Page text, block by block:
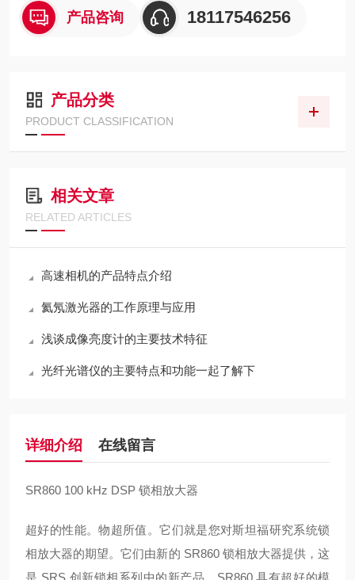
产品咨询 18117546256
产品分类
PRODUCT CLASSIFICATION
相关文章
RELATED ARTICLES
高速相机的产品特点介绍
氦氖激光器的工作原理与应用
浅谈成像亮度计的主要技术特征
光纤光谱仪的主要特点和功能一起了解下
详细介绍 在线留言
SR860 100 kHz DSP 锁相放大器
超好的性能。物超所值。它们就是您对斯坦福研究系统锁
相放大器的期望。它们由新的 SR860 锁相放大器提供，这
是 SRS 创新锁相系列中的新产品。SR860 具有超好的模